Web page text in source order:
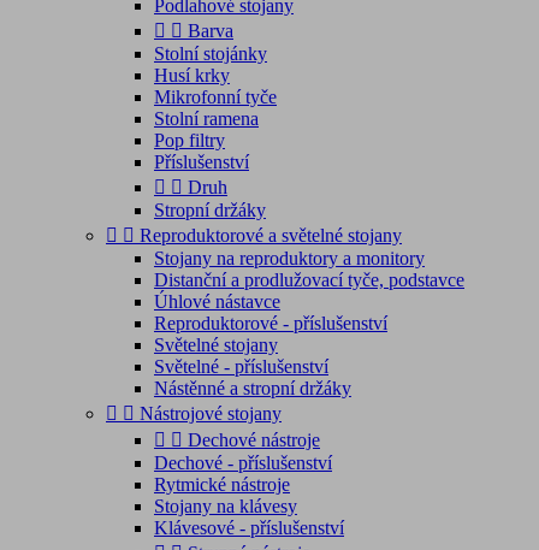
Podlahové stojany
  Barva
Stolní stojánky
Husí krky
Mikrofonní tyče
Stolní ramena
Pop filtry
Příslušenství
  Druh
Stropní držáky
  Reproduktorové a světelné stojany
Stojany na reproduktory a monitory
Distanční a prodlužovací tyče, podstavce
Úhlové nástavce
Reproduktorové - příslušenství
Světelné stojany
Světelné - příslušenství
Nástěnné a stropní držáky
  Nástrojové stojany
  Dechové nástroje
Dechové - příslušenství
Rytmické nástroje
Stojany na klávesy
Klávesové - příslušenství